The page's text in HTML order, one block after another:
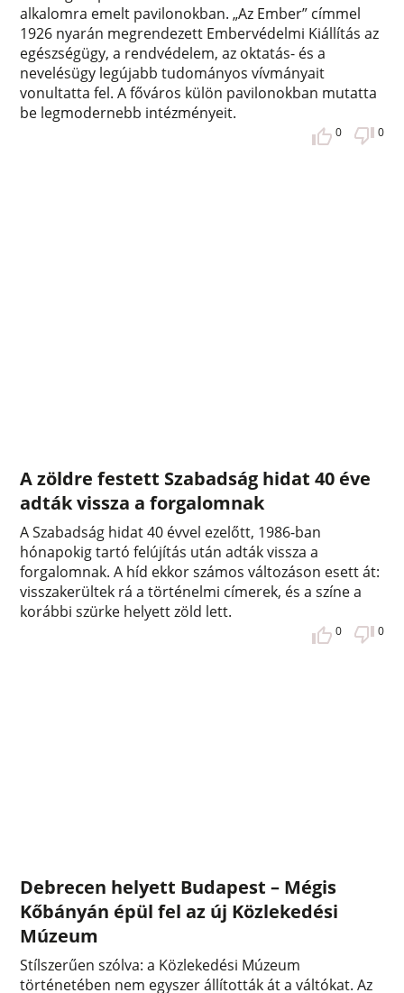
alkalomra emelt pavilonokban. „Az Ember” címmel
1926 nyarán megrendezett Embervédelmi Kiállítás az
egészségügy, a rendvédelem, az oktatás- és a
nevelésügy legújabb tudományos vívmányait
vonultatta fel. A főváros külön pavilonokban mutatta
be legmodernebb intézményeit.
0 0
A zöldre festett Szabadság hidat 40 éve
adták vissza a forgalomnak
A Szabadság hidat 40 évvel ezelőtt, 1986-ban
hónapokig tartó felújítás után adták vissza a
forgalomnak. A híd ekkor számos változáson esett át:
visszakerültek rá a történelmi címerek, és a színe a
korábbi szürke helyett zöld lett.
0 0
Debrecen helyett Budapest – Mégis
Kőbányán épül fel az új Közlekedési
Múzeum
Stílszerűen szólva: a Közlekedési Múzeum
történetében nem egyszer állították át a váltókat. Az